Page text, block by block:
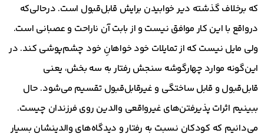
که برخلاف گذشته دیر خوابیدن برایش قابل‌قبول است. درحالی‌که
درواقع با این کار موافق نیست و از بابت آن ناراحت و عصبانی است.
ولی مایل نیست که از تمایلات خود خواهانِ خود چشم‌پوشی کند. در
این‌گونه موارد چهارگوشه سنجش رفتار به سه بخش، یعنی
قابل‌قبول و قابل ساختگی و غیرقابل‌قبول تقسیم می‌شود. حال
ببینیم اثرات پذیرفتن‌های غیرواقعی والدین روی فرزندان چیست.
می‌دانیم که کودکان نسبت به رفتار و دیدگاه‌های والدینشان بسیار